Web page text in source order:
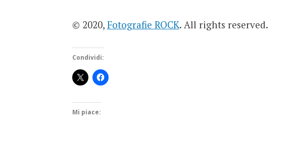
© 2020, Fotografie ROCK. All rights reserved.
Condividi:
Mi piace: